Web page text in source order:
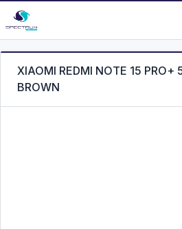
XIAOMI REDMI NOTE 15
BROWN